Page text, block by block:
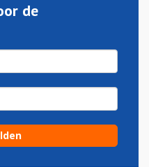
de